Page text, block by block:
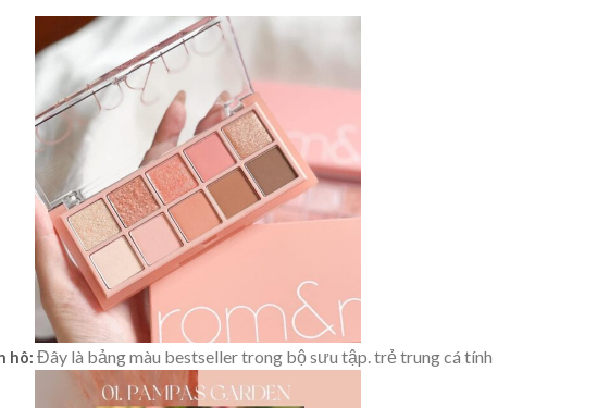
hô: Đây là bảng màu bestseller trong bộ sưu tập. trẻ trung cá tính